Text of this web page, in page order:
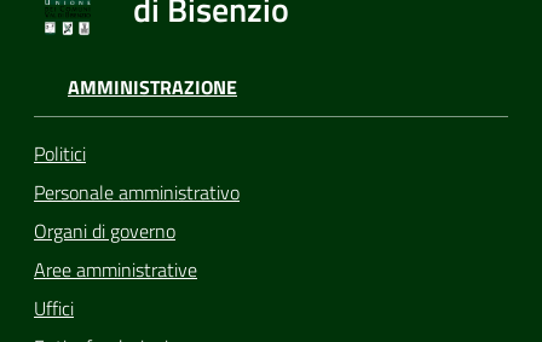
AMMINISTRAZIONE
Politici
Personale amministrativo
Organi di governo
Aree amministrative
Uffici